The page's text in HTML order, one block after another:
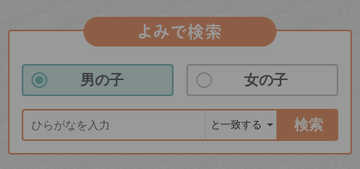
よみで検索
男の子 女の子
検索